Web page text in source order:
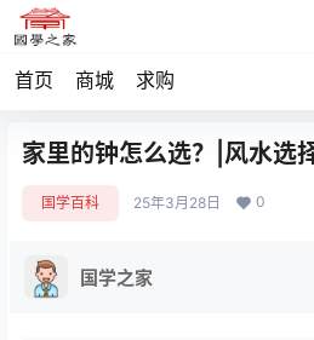
首页 商城 求购
家里的钟怎么选？|风水选
国学百科 25年3月28日 0
国学之家